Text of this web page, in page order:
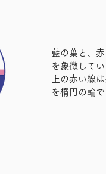
藍の葉と、
を象徴して
上の赤い線
を楕円の輪